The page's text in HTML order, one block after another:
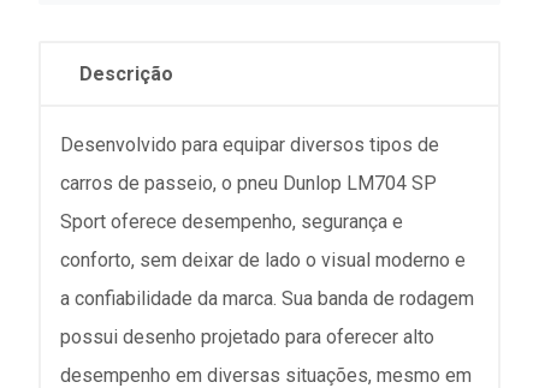
Descrição
Desenvolvido para equipar diversos tipos de
carros de passeio, o pneu Dunlop LM704 SP
Sport oferece desempenho, segurança e
conforto, sem deixar de lado o visual moderno e
a confiabilidade da marca. Sua banda de rodagem
possui desenho projetado para oferecer alto
desempenho em diversas situações, mesmo em